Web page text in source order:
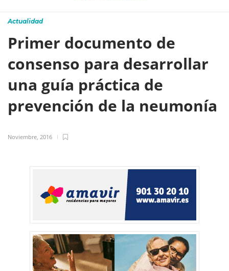
Actualidad
Primer documento de
consenso para desarrollar
una guía práctica de
prevención de la neumonía
Noviembre, 2016